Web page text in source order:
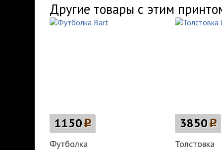
Другие товары с этим
1150p
Футболка
3850p
Толстовка